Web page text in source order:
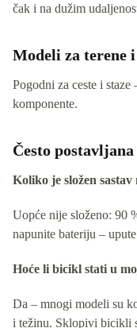
čak i na dužim
Modeli za terene
Pogodni za ceste i
komponente.
Često
Koliko je složen sastav
Uopće nije složeno: 90
napunite bateriju –
Hoće li bicikl stati u
Da – mnogi modeli su
i težinu. Sklopivi bicikli